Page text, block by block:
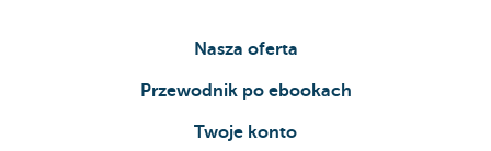
Nasza oferta
Przewodnik po ebookach
Twoje konto